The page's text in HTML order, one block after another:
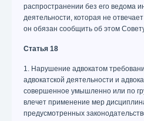
распространении без его ведома
деятельности, которая не
он обязан сообщить об этом
Статья 18
1. Нарушение адвокатом
адвокатской деятельности и
совершенное умышленно или по
влечет применение мер
предусмотренных